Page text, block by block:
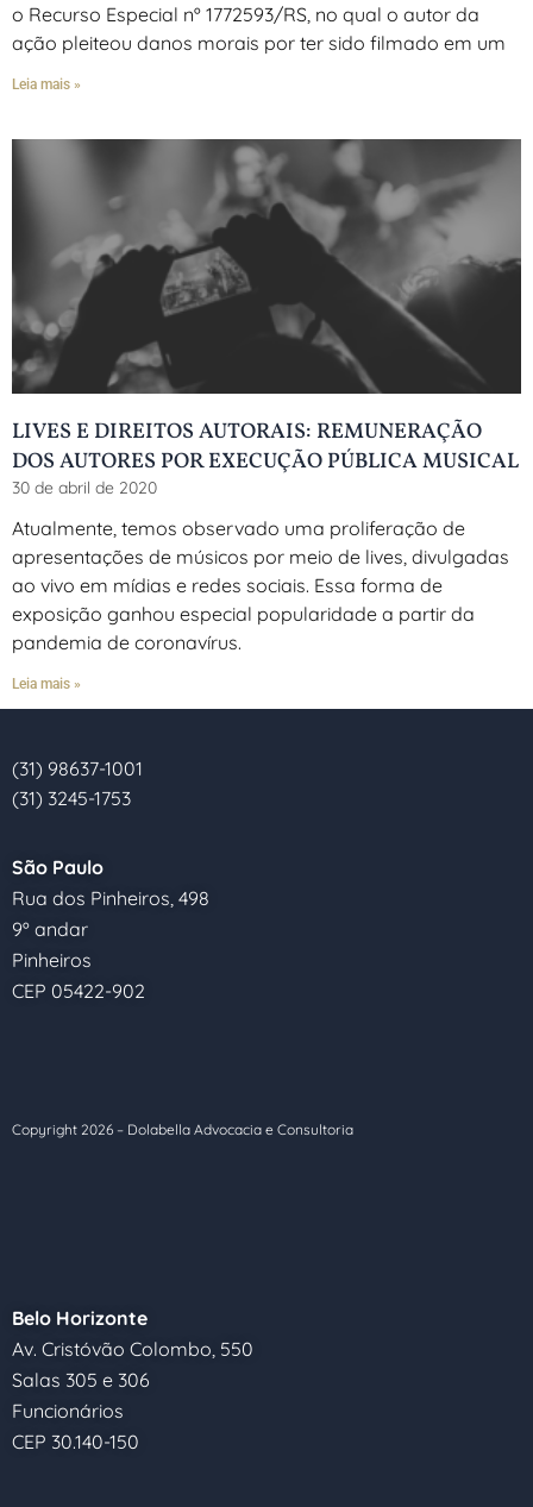
o Recurso Especial nº 1772593/RS, no qual o autor da
ação pleiteou danos morais por ter sido filmado em um
Leia mais »
LIVES E DIREITOS AUTORAIS: REMUNERAÇÃO
DOS AUTORES POR EXECUÇÃO PÚBLICA MUSICAL
30 de abril de 2020
Atualmente, temos observado uma proliferação de
apresentações de músicos por meio de lives, divulgadas
ao vivo em mídias e redes sociais. Essa forma de
exposição ganhou especial popularidade a partir da
pandemia de coronavírus.
Leia mais »
(31) 98637-1001
(31) 3245-1753
São Paulo
Rua dos Pinheiros, 498
9º andar
Pinheiros
CEP 05422-902
Copyright 2026 – Dolabella Advocacia e Consultoria
Belo Horizonte
Av. Cristóvão Colombo, 550
Salas 305 e 306
Funcionários
CEP 30.140-150